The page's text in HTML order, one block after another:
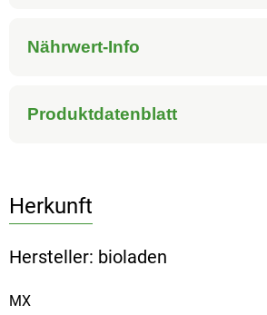
Nährwert-Info
Produktdatenblatt
Herkunft
Hersteller: bioladen
MX